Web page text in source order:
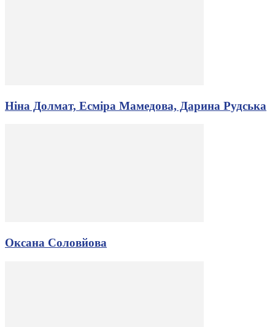
Ніна Долмат, Есміра Мамедова, Дарина Рудська
Оксана Соловйова